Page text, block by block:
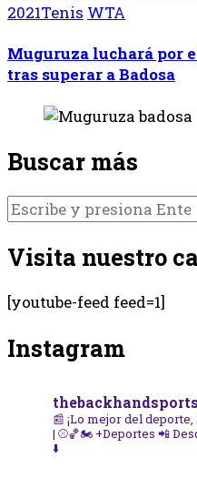
2021Tenis WTA
Muguruza luchará por
tras superar a Badosa
Buscar más
¿Buscas
algo?
Visita nuestro
[youtube-feed feed=1]
Instagram
thebackhandsports_
📰 ¡Lo mejor del deporte,
| ⚾🏀🏍️ +Deportes 📲
⬇️